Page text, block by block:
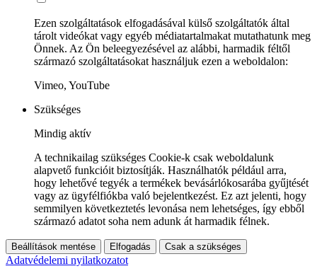
Ezen szolgáltatások elfogadásával külső szolgáltatók által
tárolt videókat vagy egyéb médiatartalmakat mutathatunk meg
Önnek. Az Ön beleegyezésével az alábbi, harmadik féltől
származó szolgáltatásokat használjuk ezen a weboldalon:
Vimeo, YouTube
Szükséges
Mindig aktív
A technikailag szükséges Cookie-k csak weboldalunk
alapvető funkcióit biztosítják. Használhatók például arra,
hogy lehetővé tegyék a termékek bevásárlókosarába gyűjtését
vagy az ügyfélfiókba való bejelentkezést. Ez azt jelenti, hogy
semmilyen következtetés levonása nem lehetséges, így ebből
származó adatot soha nem adunk át harmadik félnek.
Beállítások mentése Elfogadás Csak a szükséges
Adatvédelemi nyilatkozatot